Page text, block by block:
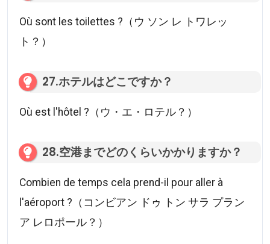
Où sont les toilettes ?（ウ ソン レ トワレッ
ト？）
27.ホテルはどこですか？
Où est l'hôtel ?（ウ・エ・ロテル？）
28.空港までどのくらいかかりますか？
Combien de temps cela prend-il pour aller à
l'aéroport ?（コンビアン ドゥ トン サラ プラン
ア レロポール？）